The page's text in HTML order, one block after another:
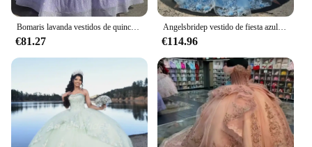
€81.27
Angelsbridep vestido de fiesta azul cielo personalizado vestidos de quinceañera de 15 años 2025 con apliques de lazo dulce 16 vestido de fiesta de noche
€114.96